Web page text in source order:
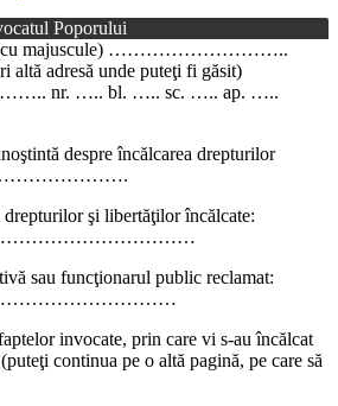
Poporului
(cu majuscule) ………………………..
altă adresă unde puteţi fi găsit)
nr. ….. bl. ….. sc. ….. ap. …..
despre încălcarea drepturilor
drepturilor şi libertăţilor încălcate:
sau funcţionarul public reclamat:
invocate, prin care vi s-au încălcat
continua pe o altă pagină, pe care să